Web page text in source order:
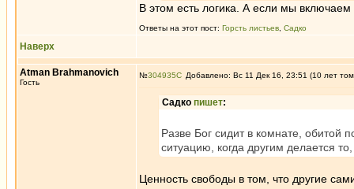
В этом есть логика. А если мы включаем
Ответы на этот пост: Горсть листьев Садко
Наверх
Atman Brahmanovich
Гость
№304935 Добавлено: Вс 11 Дек 16, 23:51 (10 лет
Садко пишет:
Разве Бог сидит в комнате, обитой
ситуацию, когда другим делается
Ценность свободы в том, что другие